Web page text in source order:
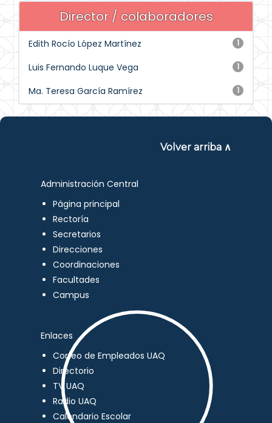
Director / colaboradores
1
Edith Rocío López Martínez
1
Luis Fernando Luque Vega
1
Ma. Teresa García Ramírez
Volver arriba ∧
Administración Central
Página principal
Rectoría
Secretarios
Direcciones
Coordinaciones
Facultades
Campus
Enlaces
Correo de Empleados UAQ
Directorio
TV UAQ
Radio UAQ
Calendario Escolar